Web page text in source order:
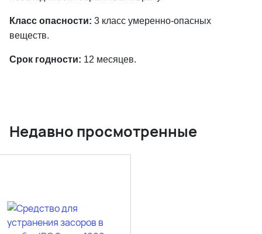
Класс опасности: 3 класс умеренно-опасных
веществ.
Срок годности: 12 месяцев.
Недавно просмотренные